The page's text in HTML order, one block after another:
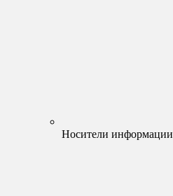
Носители информации